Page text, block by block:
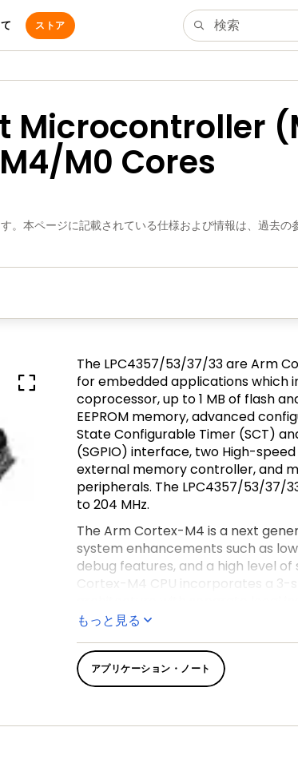
ストア
Microcontroller
M0 Cores
本ページに記載されている仕様および情報は、過去の
The LPC4357/53/37/33 are Arm
for embedded applications which
coprocessor, up to 1 MB of flash
EEPROM memory, advanced
State Configurable Timer (SCT)
(SGPIO) interface, two High-
external memory controller, and
peripherals. The LPC4357/53/37/
to 204 MHz.
The Arm Cortex-M4 is a next
system enhancements such as
debug features, and a high level
Cortex-M4 CPU incorporates a 3-
a third bus for peripherals, and
cycle digital signal processing and
floating-point processor is
もっと見る
アプリケーション・ノート